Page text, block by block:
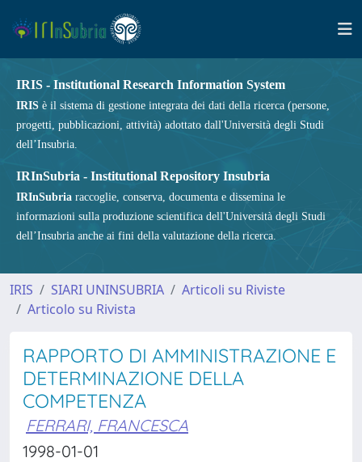
IRIS - Institutional Research Information System
IRIS è il sistema di gestione integrata dei dati della ricerca (persone,
progetti, pubblicazioni, attività) adottato dall'Università degli Studi
dell’Insubria.
IRInSubria - Institutional Repository Insubria
IRInSubria raccoglie, conserva, documenta e dissemina le
informazioni sulla produzione scientifica dell'Università degli Studi
dell’Insubria anche ai fini della valutazione della ricerca.
IRIS SIARI UNINSUBRIA
Articoli su Riviste
Articolo su Rivista
RAPPORTO DI AMMINISTRAZIONE E
DETERMINAZIONE DELLA
COMPETENZA
FERRARI, FRANCESCA
1998-01-01